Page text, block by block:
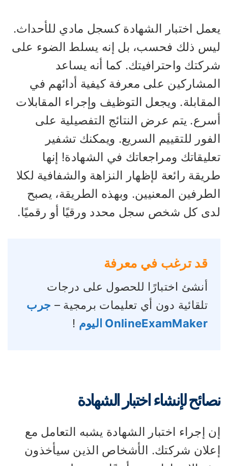
اختبار الشهادة كسجل مادي للأحداث.
ذلك فحسب، بل إنه يسلط الضوء على
واحترافيتك. كما أنه يساعد
على معرفة كيفية أدائهم في
ويجعل التوظيف وإجراء المقابلات
يتم عرض النتائج التفصيلية على
للتقييم السريع. ويمكنك تشفير
ومراجعاتك في الشهادة! إنها
رائعة لإظهار النزاهة والشفافية لكلا
المعنيين. وبهذه الطريقة، يصبح
كل شخص سجل محدد ورقيًا أو رقميًا.
قد ترغب في معرفة
أنشئ اختبارًا للحصول على درجات
تلقائية دون أي تعليمات برمجية –جرب
OnlineExamMaker اليوم
!
لإنشاء اختبار الشهادة
إجراء اختبار الشهادة يشبه التعامل مع
شركتك. الأشخاص الذين سيأخذون